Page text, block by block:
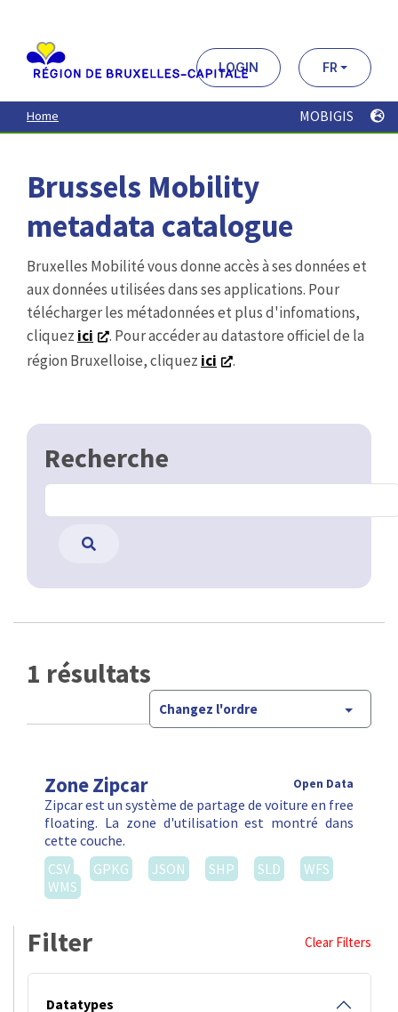
contenu
principal
LOGIN FR
Home MOBIGIS
Brussels Mobility
metadata catalogue
Bruxelles Mobilité vous donne accès à ses données et
aux données utilisées dans ses applications. Pour
télécharger les métadonnées et plus d'infomations,
cliquez ici
. Pour accéder au datastore officiel de la
région Bruxelloise, cliquez ici .
Recherche
1 résultats
Changez l'ordre
Zone Zipcar Open Data
Zipcar est un système de partage de voiture en free
floating. La zone d'utilisation est montré dans
cette couche.
CSV
GPKG JSON SHP SLD
WFS
WMS
Filter Clear Filters
Datatypes